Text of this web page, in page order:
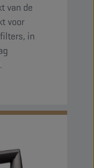
van de
voor
in